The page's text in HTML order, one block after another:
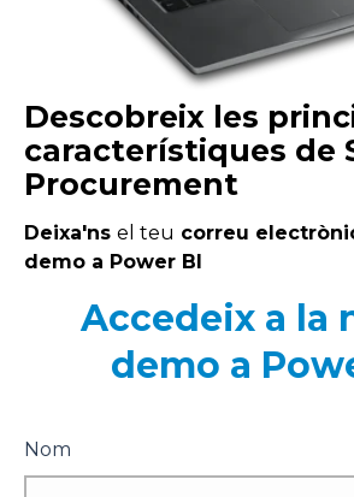
Descobreix les
característiques de
Procurement
Deixa'ns el teu correu
demo a Power BI
Accedeix a la
demo a
Nom